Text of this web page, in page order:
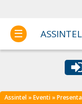
☰ ASSINTEL
Assintel »Eventi »